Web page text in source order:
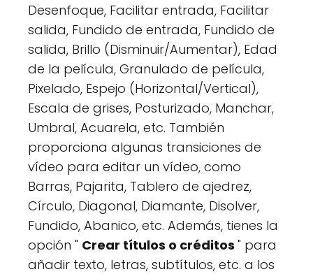
Desenfoque, Facilitar entrada, Facilitar
salida, Fundido de entrada, Fundido de
salida, Brillo (Disminuir/Aumentar), Edad
de la película, Granulado de película,
Pixelado, Espejo (Horizontal/Vertical),
Escala de grises, Posturizado, Manchar,
Umbral, Acuarela, etc. También
proporciona algunas transiciones de
vídeo para editar un vídeo, como
Barras, Pajarita, Tablero de ajedrez,
Círculo, Diagonal, Diamante, Disolver,
Fundido, Abanico, etc. Además, tienes la
opción " Crear títulos o créditos " para
añadir texto, letras, subtítulos, etc. a los